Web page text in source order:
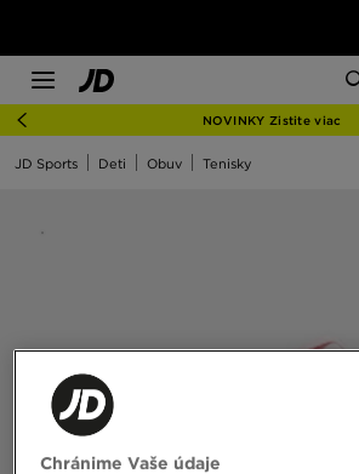
NOVINKY Zistite viac
JD Sports Deti Obuv Tenisky
Chránime Vaše údaje